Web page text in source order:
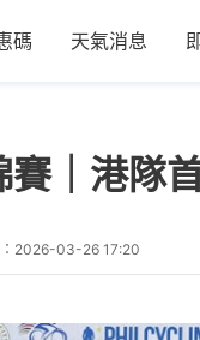
碼 天氣消息
賽｜港隊
2026-03-26 17:20